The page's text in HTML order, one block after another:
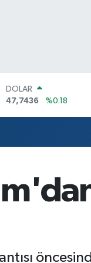
DOLAR
47,7436
%0.18
64,4811
%0.38
BİST100
%-14